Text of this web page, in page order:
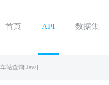
首页 API 数据集
车站查询[Java]